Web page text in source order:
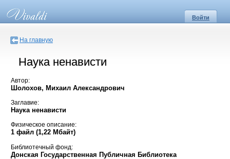
Войти
На главную
Наука ненависти
Автор:
Шолохов, Михаил Александрович
Заглавие:
Наука ненависти
Физическое описание:
1 файл (1,22 Мбайт)
Библиотечный фонд:
Донская Государственная Публичная Библиотека